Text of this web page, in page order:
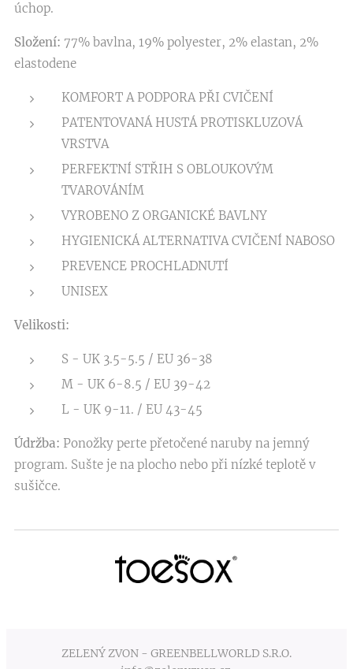
úchop.
Složení: 77% bavlna, 19% polyester, 2% elastan, 2%
elastodene
KOMFORT A PODPORA PŘI CVIČENÍ
PATENTOVANÁ HUSTÁ PROTISKLUZOVÁ
VRSTVA
PERFEKTNÍ STŘIH S OBLOUKOVÝM
TVAROVÁNÍM
VYROBENO Z ORGANICKÉ BAVLNY
HYGIENICKÁ ALTERNATIVA CVIČENÍ NABOSO
PREVENCE PROCHLADNUTÍ
UNISEX
Velikosti:
S - UK 3.5-5.5 / EU 36-38
M - UK 6-8.5 / EU 39-42
L - UK 9-11. / EU 43-45
Údržba: Ponožky perte přetočené naruby na jemný
program. Sušte je na plocho nebo při nízké teplotě v
sušičce.
ZELENÝ ZVON - GREENBELLWORLD S.R.O.